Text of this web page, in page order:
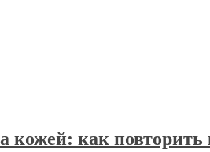
кожей: как